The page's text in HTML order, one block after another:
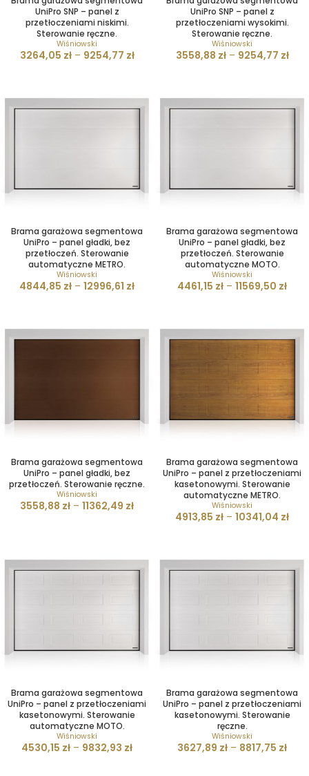
UniPro SNP – panel z
przetłoczeniami niskimi.
Sterowanie ręczne.
Wiśniowski
3264,05 zł– 9254,77 zł
UniPro SNP – panel z
przetłoczeniami wysokimi.
Sterowanie ręczne.
Wiśniowski
3558,88 zł– 9254,77 zł
Brama garażowa segmentowa
UniPro – panel gładki, bez
przetłoczeń. Sterowanie
automatyczne METRO.
Wiśniowski
4844,85 zł – 12996,61 zł
Brama garażowa segmentowa
UniPro – panel gładki, bez
przetłoczeń. Sterowanie
automatyczne MOTO.
Wiśniowski
4461,15 zł – 11569,50 zł
Brama garażowa segmentowa
UniPro – panel gładki, bez
przetłoczeń. Sterowanie ręczne.
Wiśniowski
3558,88 zł – 11362,49 zł
Brama garażowa segmentowa
UniPro – panel z przetłoczeniami
kasetonowymi. Sterowanie
automatyczne METRO.
Wiśniowski
4913,85 zł – 10341,04 zł
Brama garażowa segmentowa
UniPro – panel z przetłoczeniami
kasetonowymi. Sterowanie
automatyczne MOTO.
Wiśniowski
4530,15 zł – 9832,93 zł
Brama garażowa segmentowa
UniPro – panel z przetłoczeniami
kasetonowymi. Sterowanie
ręczne.
Wiśniowski
3627,89 zł – 8817,75 zł